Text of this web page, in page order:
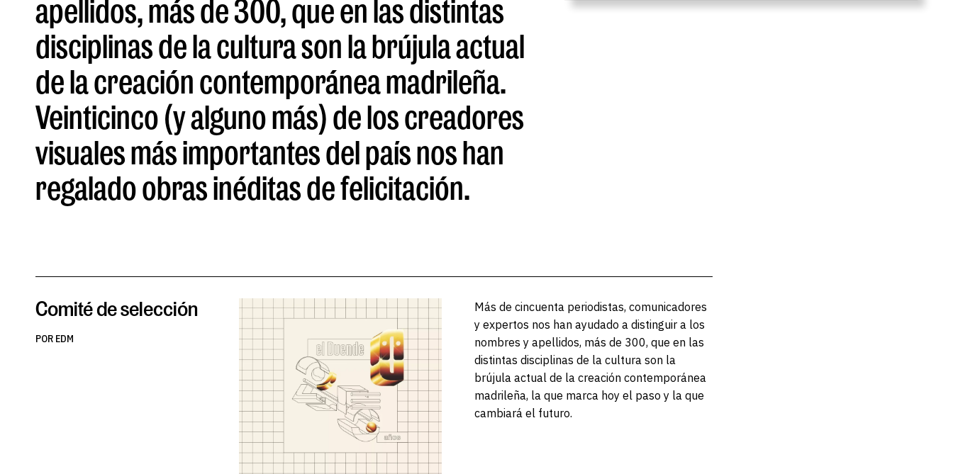
apellidos, más de 300, que en las distintas
disciplinas de la cultura son la brújula actual
de la creación contemporánea madrileña.
Veinticinco (y alguno más) de los creadores
visuales más importantes del país nos han
regalado obras inéditas de felicitación.
Comité de selección
POR EDM
Más de cincuenta periodistas, comunicadores
y expertos nos han ayudado a distinguir a los
nombres y apellidos, más de 300, que en las
distintas disciplinas de la cultura son la
brújula actual de la creación contemporánea
madrileña, la que marca hoy el paso y la que
cambiará el futuro.